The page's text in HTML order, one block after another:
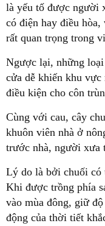
là yếu tố được người
có điện hay điều
rất quan trọng trong
Ngược lại, những
cửa dễ khiến khu
điều kiện cho côn
Cùng với cau, cây
khuôn viên nhà ở
trước nhà, người xưa
Lý do là bởi chuối có
Khi được trồng phía
vào mùa đông, giữ
động của thời tiết